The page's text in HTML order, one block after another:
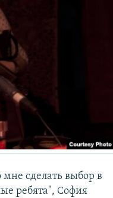
сделать выбор в
ребята", София